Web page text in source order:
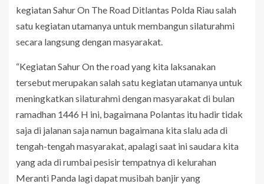
kegiatan Sahur On The Road Ditlantas Polda Riau salah
satu kegiatan utamanya untuk membangun silaturahmi
secara langsung dengan masyarakat.
“Kegiatan Sahur On the road yang kita laksanakan
tersebut merupakan salah satu kegiatan utamanya untuk
meningkatkan silaturahmi dengan masyarakat di bulan
ramadhan 1446 H ini, bagaimana Polantas itu hadir tidak
saja di jalanan saja namun bagaimana kita slalu ada di
tengah-tengah masyarakat, apalagi saat ini saudara kita
yang ada di rumbai pesisir tempatnya di kelurahan
Meranti Panda lagi dapat musibah banjir yang